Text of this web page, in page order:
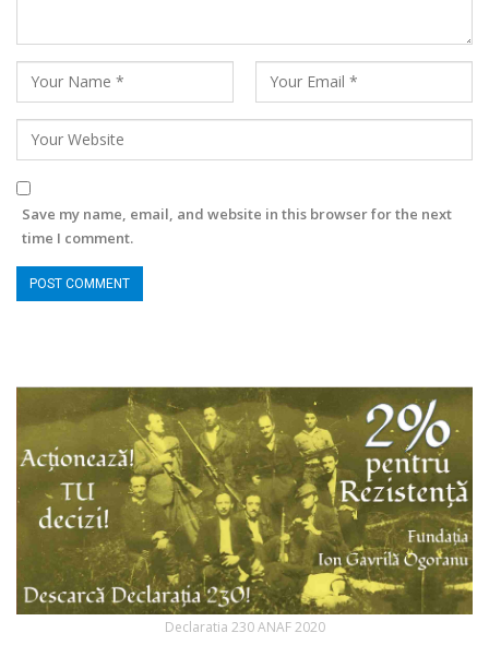
Save my name, email, and website in this browser for the next
time I comment.
Declaratia 230 ANAF 2020